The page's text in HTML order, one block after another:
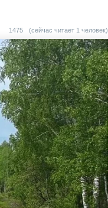
1475 (сейчас читает 1 человек)